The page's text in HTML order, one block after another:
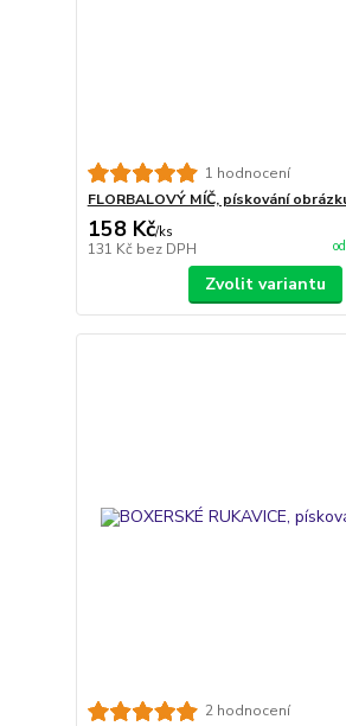
1 hodnocení
FLORBALOVÝ MÍČ, pískování
158 Kč/ks
131 Kč bez DPH
Zvolit variantu
2 hodnocení